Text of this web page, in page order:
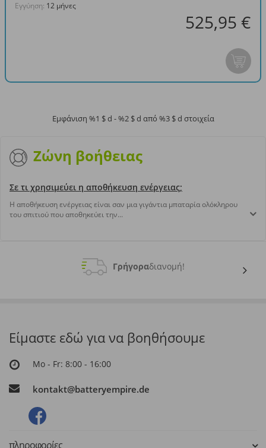
Εγγύηση: 12 μήνες
525,95 €
Εμφάνιση %1 $ d - %2 $ d από %3 $ d στοιχεία
Ζώνη βοήθειας
Σε τι χρησιμεύει η αποθήκευση ενέργειας;
Η αποθήκευση ενέργειας είναι σαν μια γιγάντια μπαταρία ολόκληρου
του σπιτιού που αποθηκεύει την...
Γρήγοραδιανομή!
Είμαστε εδώ για να βοηθήσουμε
Mo - Fr: 8:00 - 16:00
kontakt@batteryempire.de
πληροφορίες